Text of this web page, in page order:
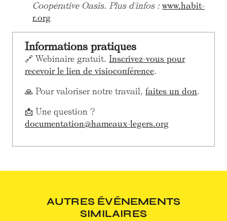
Coopérative Oasis. Plus d'infos : www.habit-
r.org
Informations pratiques
🔗 Webinaire gratuit. Inscrivez-vous pour
recevoir le lien de visioconférence.
🙏 Pour valoriser notre travail, faites un don.
📩 Une question ?
documentation@hameaux-legers.org
AUTRES ÉVÉNEMENTS
SIMILAIRES